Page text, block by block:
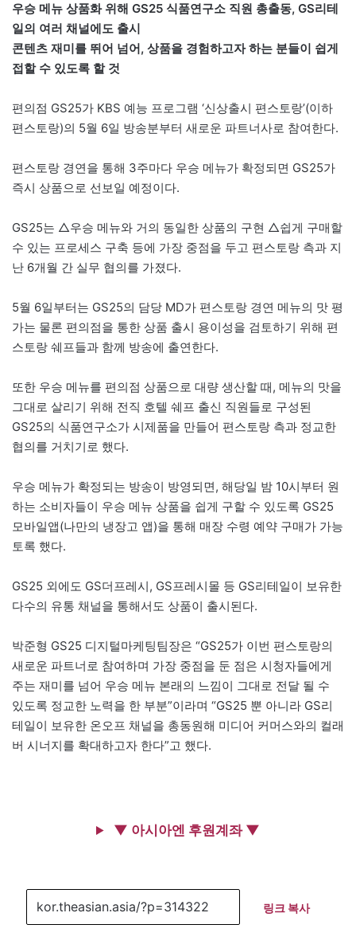
우승 메뉴 상품화 위해 GS25 식품연구소 직원 총출동, GS리테
일의 여러 채널에도 출시
콘텐츠 재미를 뛰어 넘어, 상품을 경험하고자 하는 분들이 쉽게
접할 수 있도록 할 것
편의점 GS25가 KBS 예능 프로그램 ‘신상출시 편스토랑’(이하
편스토랑)의 5월 6일 방송분부터 새로운 파트너사로 참여한다.
편스토랑 경연을 통해 3주마다 우승 메뉴가 확정되면 GS25가
즉시 상품으로 선보일 예정이다.
GS25는 △우승 메뉴와 거의 동일한 상품의 구현 △쉽게 구매할
수 있는 프로세스 구축 등에 가장 중점을 두고 편스토랑 측과 지
난 6개월 간 실무 협의를 가졌다.
5월 6일부터는 GS25의 담당 MD가 편스토랑 경연 메뉴의 맛 평
가는 물론 편의점을 통한 상품 출시 용이성을 검토하기 위해 편
스토랑 쉐프들과 함께 방송에 출연한다.
또한 우승 메뉴를 편의점 상품으로 대량 생산할 때, 메뉴의 맛을
그대로 살리기 위해 전직 호텔 쉐프 출신 직원들로 구성된
GS25의 식품연구소가 시제품을 만들어 편스토랑 측과 정교한
협의를 거치기로 했다.
우승 메뉴가 확정되는 방송이 방영되면, 해당일 밤 10시부터 원
하는 소비자들이 우승 메뉴 상품을 쉽게 구할 수 있도록 GS25
모바일앱(나만의 냉장고 앱)을 통해 매장 수령 예약 구매가 가능
토록 했다.
GS25 외에도 GS더프레시, GS프레시몰 등 GS리테일이 보유한
다수의 유통 채널을 통해서도 상품이 출시된다.
박준형 GS25 디지털마케팅팀장은 “GS25가 이번 편스토랑의
새로운 파트너로 참여하며 가장 중점을 둔 점은 시청자들에게
주는 재미를 넘어 우승 메뉴 본래의 느낌이 그대로 전달 될 수
있도록 정교한 노력을 한 부분”이라며 “GS25 뿐 아니라 GS리
테일이 보유한 온오프 채널을 총동원해 미디어 커머스와의 컬래
버 시너지를 확대하고자 한다”고 했다.
▼ 아시아엔 후원계좌 ▼
링크 복사